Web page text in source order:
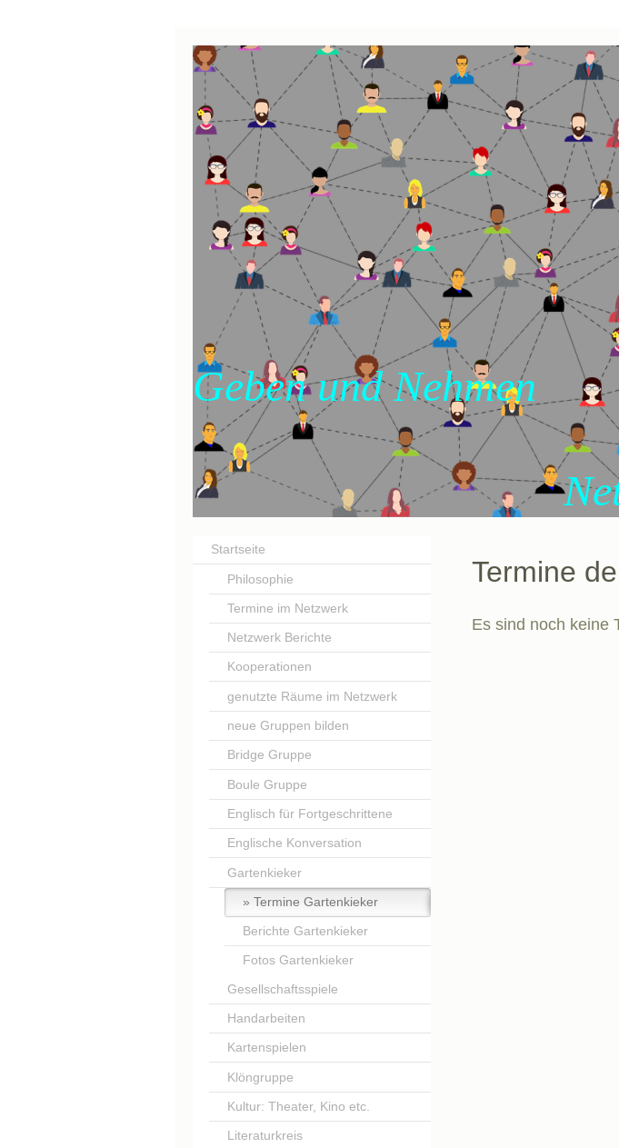
Geben und Nehmen
Netzwerk 55
Termine
Es sind noch keine
Startseite
Philosophie
Termine im Netzwerk
Netzwerk Berichte
Kooperationen
genutzte Räume im Netzwerk
neue Gruppen bilden
Bridge Gruppe
Boule Gruppe
Englisch für Fortgeschrittene
Englische Konversation
Gartenkieker
Termine Gartenkieker
Berichte Gartenkieker
Fotos Gartenkieker
Gesellschaftsspiele
Handarbeiten
Kartenspielen
Klöngruppe
Kultur: Theater, Kino etc.
Literaturkreis